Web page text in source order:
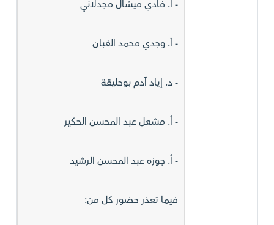
- أ. فادي میشال مجدلاني
- أ. وجدي محمد الغبان
- د. إياد آدم بوحليقة
- أ. مشعل عبد المحسن الحكير
- أ. جوزه عبد المحسن الرشيد
فيما تعذر حضور كل من: